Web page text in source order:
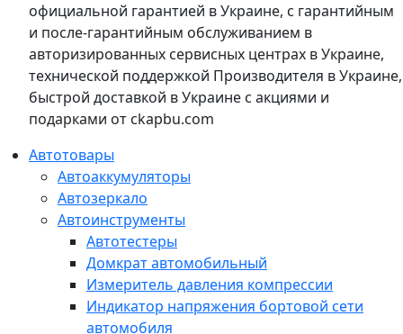
официальной гарантией в Украине, с гарантийным
и после-гарантийным обслуживанием в
авторизированных сервисных центрах в Украине,
технической поддержкой Производителя в Украине,
быстрой доставкой в Украине с акциями и
подарками от ckapbu.com
Автотовары
Автоаккумуляторы
Автозеркало
Автоинструменты
Автотестеры
Домкрат автомобильный
Измеритель давления компрессии
Индикатор напряжения бортовой сети
автомобиля